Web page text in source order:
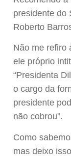
presidente do
Roberto
Não me refiro
ele próprio
“Presidenta
o cargo da
presidente
não cobrou”.
Como
mas deixo